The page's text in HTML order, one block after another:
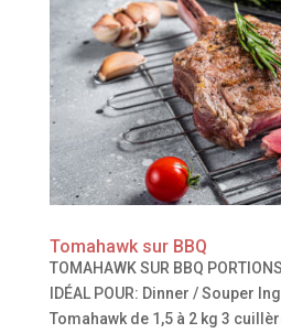
Tomahawk sur BBQ
TOMAHAWK SUR BBQ
IDÉAL POUR: Dinner / Souper
Tomahawk de 1,5 à 2 kg 3